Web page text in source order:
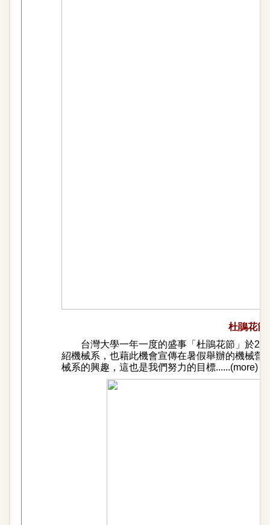
杜鵑花節
台灣大學一年一度的盛事「杜鵑花節」於
紹機械系，也藉此機會宣傳在暑假舉辦的機械營
械系的興趣，這也是我們努力的目標......(more)